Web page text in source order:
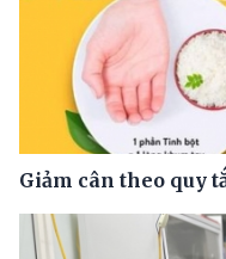
Giảm cân theo quy